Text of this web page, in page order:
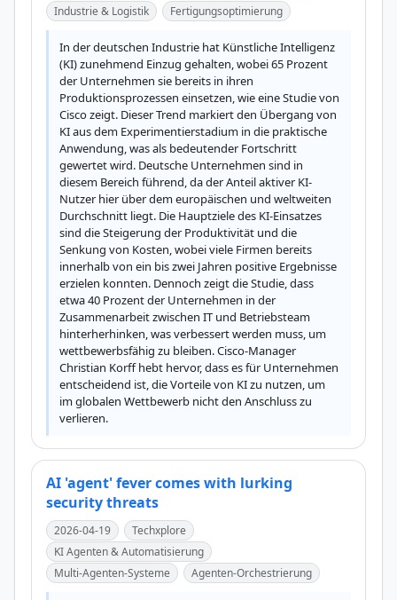
Industrie & Logistik
Fertigungsoptimierung
In der deutschen Industrie hat Künstliche Intelligenz
(KI) zunehmend Einzug gehalten, wobei 65 Prozent
der Unternehmen sie bereits in ihren
Produktionsprozessen einsetzen, wie eine Studie von
Cisco zeigt. Dieser Trend markiert den Übergang von
KI aus dem Experimentierstadium in die praktische
Anwendung, was als bedeutender Fortschritt
gewertet wird. Deutsche Unternehmen sind in
diesem Bereich führend, da der Anteil aktiver KI-
Nutzer hier über dem europäischen und weltweiten
Durchschnitt liegt. Die Hauptziele des KI-Einsatzes
sind die Steigerung der Produktivität und die
Senkung von Kosten, wobei viele Firmen bereits
innerhalb von ein bis zwei Jahren positive Ergebnisse
erzielen konnten. Dennoch zeigt die Studie, dass
etwa 40 Prozent der Unternehmen in der
Zusammenarbeit zwischen IT und Betriebsteam
hinterherhinken, was verbessert werden muss, um
wettbewerbsfähig zu bleiben. Cisco-Manager
Christian Korff hebt hervor, dass es für Unternehmen
entscheidend ist, die Vorteile von KI zu nutzen, um
im globalen Wettbewerb nicht den Anschluss zu
verlieren.
AI 'agent' fever comes with lurking
security threats
2026-04-19
Techxplore
KI Agenten & Automatisierung
Multi-Agenten-Systeme
Agenten-Orchestrierung